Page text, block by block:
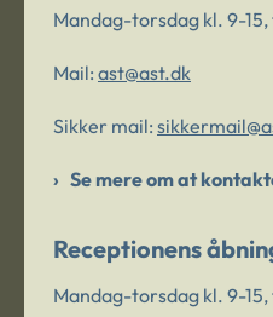
Mandag-torsdag kl. 9-15,
Mail: ast@ast.dk
Sikker mail:
Se mere om at
Receptionens
Mandag-torsdag kl. 9-15,